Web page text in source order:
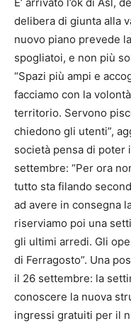
E’ arrivato l’ok di Asl,
delibera di giunta alla
nuovo piano prevede
spogliatoi, e non più
“Spazi più ampi e
facciamo con la
territorio. Servono
chiedono gli utenti”,
società pensa di poter
settembre: “Per ora
tutto sta filando
ad avere in consegna
riserviamo poi una
gli ultimi arredi. Gli
di Ferragosto”. Una
il 26 settembre: la
conoscere la nuova
ingressi gratuiti per il